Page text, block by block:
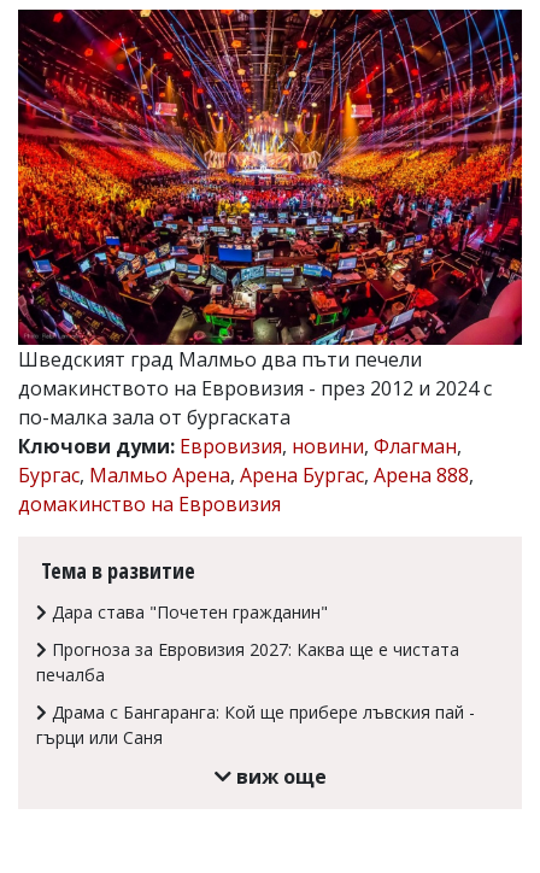
РАЗСЛЕДВАНЕ
БИЗНЕС
ЮГ
Управители:
Веселин
Василев,
email:
v.vasilev@flagman.bg
Катя
Касабова,
еmail:k.kassabova@flagman.bg
Главен
редактор:
Иван
email:
office@flagman.bg
под
въвеждат
читателите
редакцията
носи
отговорност
Шведският град Малмьо два пъти печели
домакинството на Евровизия - през 2012 и 2024 с
по-малка зала от бургаската
Ключови думи: Евровизия, новини, Флагман,
Бургас, Малмьо Арена, Арена Бургас, Арена 888,
домакинство на Евровизия
Тема в развитие
Дара става "Почетен гражданин"
Прогноза за Евровизия 2027: Каква ще е чистата
печалба
Драма с Бангаранга: Кой ще прибере лъвския пай -
гърци или Саня
виж още